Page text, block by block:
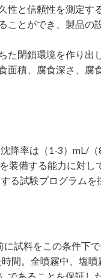
性と信頼性を測定
とができ、製品の
閉鎖環境を作り出
積、腐食深さ、腐
率は（1-3）mL/（
装備する能力に対
る試験プログラムを
試料をこの条件下で
間。全噴霧中、塩